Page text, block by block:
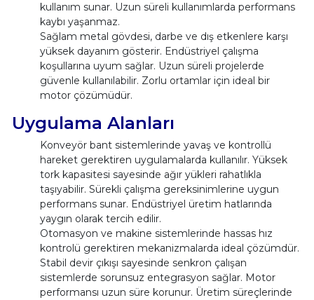
kullanım sunar. Uzun süreli kullanımlarda performans
kaybı yaşanmaz.
Sağlam metal gövdesi, darbe ve dış etkenlere karşı
yüksek dayanım gösterir. Endüstriyel çalışma
koşullarına uyum sağlar. Uzun süreli projelerde
güvenle kullanılabilir. Zorlu ortamlar için ideal bir
motor çözümüdür.
Uygulama Alanları
Konveyör bant sistemlerinde yavaş ve kontrollü
hareket gerektiren uygulamalarda kullanılır. Yüksek
tork kapasitesi sayesinde ağır yükleri rahatlıkla
taşıyabilir. Sürekli çalışma gereksinimlerine uygun
performans sunar. Endüstriyel üretim hatlarında
yaygın olarak tercih edilir.
Otomasyon ve makine sistemlerinde hassas hız
kontrolü gerektiren mekanizmalarda ideal çözümdür.
Stabil devir çıkışı sayesinde senkron çalışan
sistemlerde sorunsuz entegrasyon sağlar. Motor
performansı uzun süre korunur. Üretim süreçlerinde